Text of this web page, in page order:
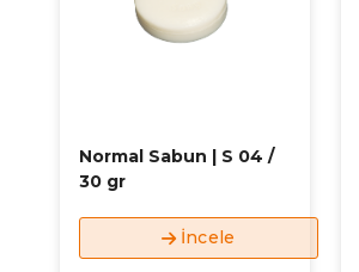
Normal Sabun | S 04 /
30 gr
İncele